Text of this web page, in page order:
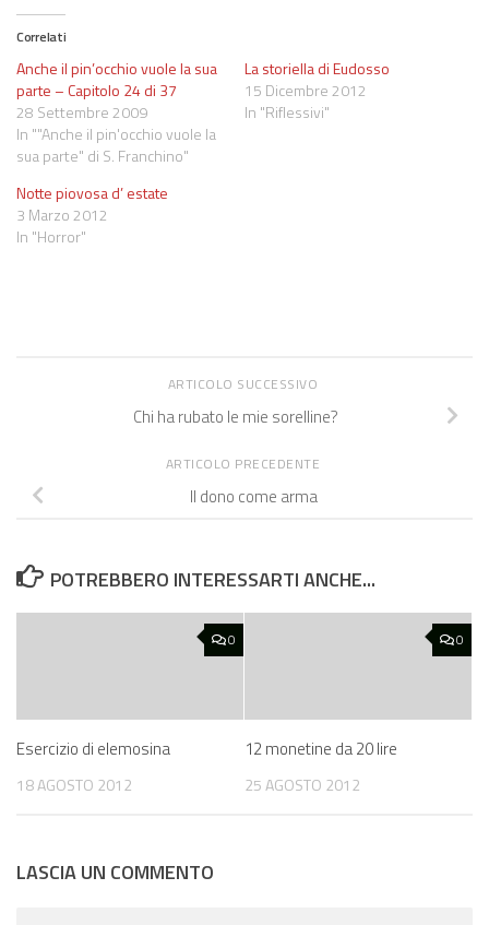
Correlati
Anche il pin’occhio vuole la sua
parte – Capitolo 24 di 37
28 Settembre 2009
In ""Anche il pin'occhio vuole la
sua parte" di S. Franchino"
La storiella di Eudosso
15 Dicembre 2012
In "Riflessivi"
Notte piovosa d’ estate
3 Marzo 2012
In "Horror"
ARTICOLO SUCCESSIVO
Chi ha rubato le mie sorelline?
ARTICOLO PRECEDENTE
Il dono come arma
POTREBBERO INTERESSARTI ANCHE...
0
Esercizio di elemosina
18 AGOSTO 2012
0
12 monetine da 20 lire
25 AGOSTO 2012
LASCIA UN COMMENTO